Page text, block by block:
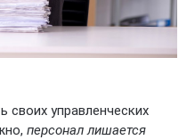
своих управленческих
персонал лишается